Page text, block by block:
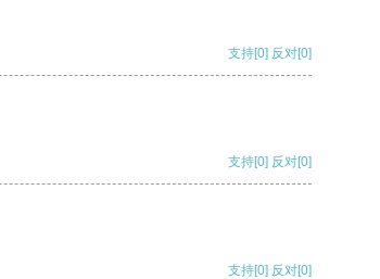
支持[0] 反对[0]
支持[0] 反对[0]
支持[0] 反对[0]